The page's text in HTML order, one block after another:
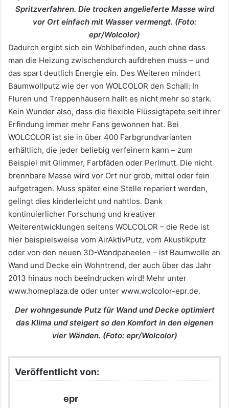
Spritzverfahren. Die trocken angelieferte Masse wird
vor Ort einfach mit Wasser vermengt. (Foto:
epr/Wolcolor)
Dadurch ergibt sich ein Wohlbefinden, auch ohne dass
man die Heizung zwischendurch aufdrehen muss – und
das spart deutlich Energie ein. Des Weiteren mindert
Baumwollputz wie der von WOLCOLOR den Schall: In
Fluren und Treppenhäusern hallt es nicht mehr so stark.
Kein Wunder also, dass die flexible Flüssigtapete seit ihrer
Erfindung immer mehr Fans gewonnen hat. Bei
WOLCOLOR ist sie in über 400 Farbgrundvarianten
erhältlich, die jeder beliebig verfeinern kann – zum
Beispiel mit Glimmer, Farbfäden oder Perlmutt. Die nicht
brennbare Masse wird vor Ort nur grob, mittel oder fein
aufgetragen. Muss später eine Stelle repariert werden,
gelingt dies kinderleicht und nahtlos. Dank
kontinuierlicher Forschung und kreativer
Weiterentwicklungen seitens WOLCOLOR – die Rede ist
hier beispielsweise vom AirAktivPutz, vom Akustikputz
oder von den neuen 3D-Wandpaneelen – ist Baumwolle an
Wand und Decke ein Wohntrend, der auch über das Jahr
2013 hinaus noch beeindrucken wird! Mehr unter
www.homeplaza.de oder unter www.wolcolor-epr.de.
Der wohngesunde Putz für Wand und Decke optimiert
das Klima und steigert so den Komfort in den eigenen
vier Wänden. (Foto: epr/Wolcolor)
Veröffentlicht von:
epr